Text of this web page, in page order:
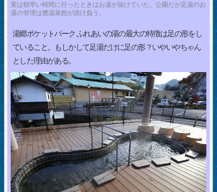
実は朝早い時間に行ったときはお湯が抜けていた。公園だが足湯のお
湯の管理は鷺温泉館が請け負う。
湯郷ポケットパーク ふれあいの湯の最大の特徴は足の形をし
ていること。もしかして足湯だけに足の形？いやいやちゃん
とした理由がある。